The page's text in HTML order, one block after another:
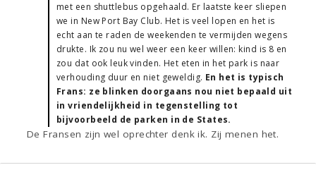
met een shuttlebus opgehaald. Er laatste keer sliepen
we in New Port Bay Club. Het is veel lopen en het is
echt aan te raden de weekenden te vermijden wegens
drukte. Ik zou nu wel weer een keer willen: kind is 8 en
zou dat ook leuk vinden. Het eten in het park is naar
verhouding duur en niet geweldig. En het is typisch
Frans: ze blinken doorgaans nou niet bepaald uit
in vriendelijkheid in tegenstelling tot
bijvoorbeeld de parken in de States.
De Fransen zijn wel oprechter denk ik. Zij menen het.